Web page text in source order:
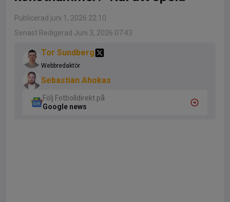
Publicerad juni 1, 2026 22:10
Senast Redigerad Juni 3, 2026 07:43
Tor Sundberg
Webbredaktör
Sebastian Ahokas
Följ Fotbolldirekt på
Google news